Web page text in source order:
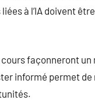
à l’IA doivent
façonneront un
informé permet de